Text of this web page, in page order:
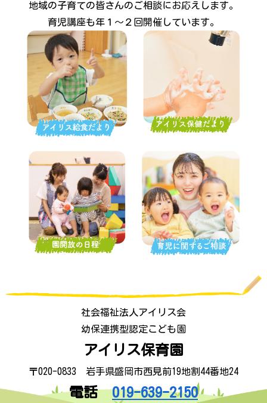
地域の子育ての皆さんのご相談にお応えします。
育児講座も年１～２回開催しています。
社会福祉法人アイリス会
幼保連携型認定こども園
アイリス保育園
〒020-0833 岩手県盛岡市西見前19地割44番地24
電話019-639-2150